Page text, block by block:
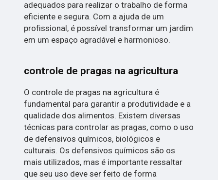
adequados para realizar o trabalho de forma
eficiente e segura. Com a ajuda de um
profissional, é possível transformar um jardim
em um espaço agradável e harmonioso.
controle de pragas na agricultura
O controle de pragas na agricultura é
fundamental para garantir a produtividade e a
qualidade dos alimentos. Existem diversas
técnicas para controlar as pragas, como o uso
de defensivos químicos, biológicos e
culturais. Os defensivos químicos são os
mais utilizados, mas é importante ressaltar
que seu uso deve ser feito de forma